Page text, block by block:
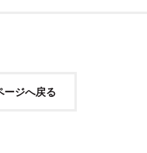
ージへ戻る